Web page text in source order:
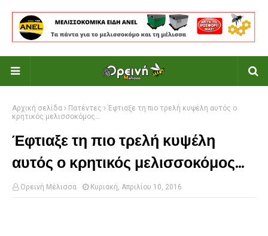
Αρχική σελίδα Πατέντες
Έφτιαξε τη πιο τρελή κυψέλη αυτός ο
κρητικός μελισσοκόμος...
Έφτιαξε τη πιο τρελή κυψέλη
αυτός ο κρητικός μελισσοκόμος...
Ορεινή Μέλισσα Κυριακή, Απριλίου 10, 2016